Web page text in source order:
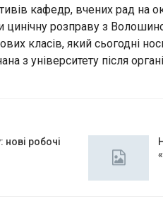
кафедр, вчених рад на
цинічну розправу з
класів, який сьогодні
з університету після
нові робочі